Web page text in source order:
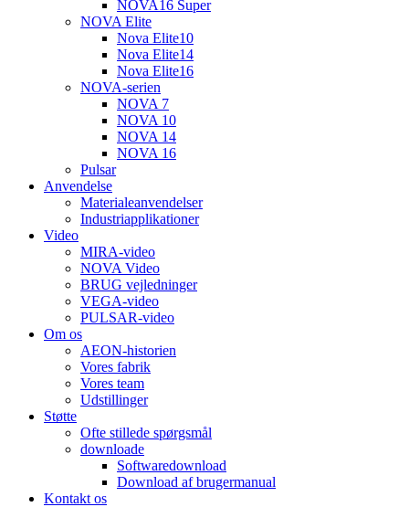
NOVA16 Super
NOVA Elite
Nova Elite10
Nova Elite14
Nova Elite16
NOVA-serien
NOVA 7
NOVA 10
NOVA 14
NOVA 16
Pulsar
Anvendelse
Materialeanvendelser
Industriapplikationer
Video
MIRA-video
NOVA Video
BRUG vejledninger
VEGA-video
PULSAR-video
Om os
AEON-historien
Vores fabrik
Vores team
Udstillinger
Støtte
Ofte stillede spørgsmål
downloade
Softwaredownload
Download af brugermanual
Kontakt os